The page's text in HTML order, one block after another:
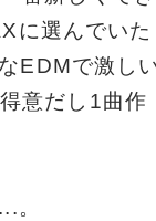
に選んでいた
EDMで激し
意だし1曲作
。